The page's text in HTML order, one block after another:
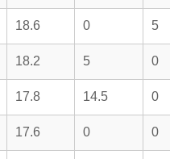
18.6 0 5
18.2 5 0
17.8 14.5 0
17.6 0 0